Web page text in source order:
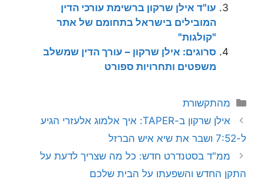
עו"ד אילן שרקון ברשימת עורכי הדין
המובילים בישראל בתחומם של אתר
"קולגות"
סרוגים: אילן שרקון – עורך הדין שמשלב
משפטים ותחרויות ספורט
קטגוריות
מהתקשורת
אילן שרקון ב-TAPER: איך אלמוג אלעזרי הגיע
ל-7:52 ושבר את שיא איש הברזל
ממ"ד בסטנדרט חדש: כל מה שצריך לדעת על
התקן החדש והשפעתו על הבית שלכם